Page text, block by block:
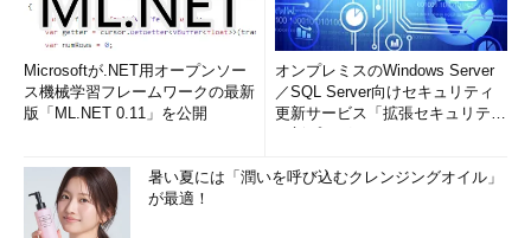
Microsoftが.NET用オープンソー
ス機械学習フレームワークの最新
版「ML.NET 0.11」を公開
オンプレミスのWindows Server
／SQL Server向けセキュリティ
更新サービス「拡張セキュリティ
暑い夏には「潤いを呼び込むクレンジングオイル」
が最適！